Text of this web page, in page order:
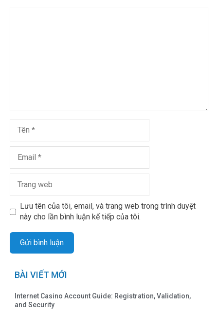
Lưu tên của tôi, email, và trang web trong trình duyệt
này cho lần bình luận kế tiếp của tôi.
BÀI VIẾT MỚI
Internet Casino Account Guide: Registration, Validation,
and Security